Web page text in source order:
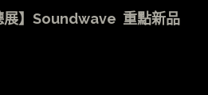
展】Soundwave 重點新品